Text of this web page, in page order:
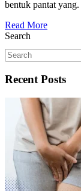
bentuk pantat yang.
Read More
Search
Recent Posts